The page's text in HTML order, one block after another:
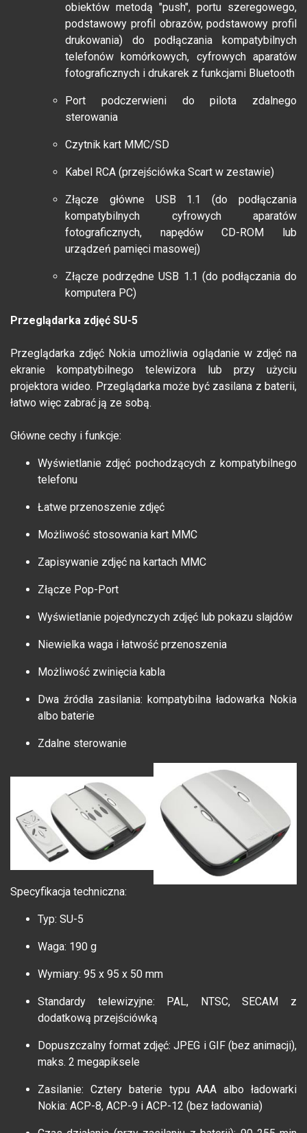
obiektów metodą "push", portu szeregowego,
podstawowy profil obrazów, podstawowy profil
drukowania) do podłączania kompatybilnych
telefonów komórkowych, cyfrowych aparatów
fotograficznych i drukarek z funkcjami Bluetooth
Port podczerwieni do pilota zdalnego
sterowania
Czytnik kart MMC/SD
Kabel RCA (przejściówka Scart w zestawie)
Złącze główne USB 1.1 (do podłączania
kompatybilnych cyfrowych aparatów
fotograficznych, napędów CD-ROM lub
urządzeń pamięci masowej)
Złącze podrzędne USB 1.1 (do podłączania do
komputera PC)
Przeglądarka zdjęć SU-5
Przeglądarka zdjęć Nokia umożliwia oglądanie w zdjęć na
ekranie kompatybilnego telewizora lub przy użyciu
projektora wideo. Przeglądarka może być zasilana z baterii,
łatwo więc zabrać ją ze sobą.
Główne cechy i funkcje:
Wyświetlanie zdjęć pochodzących z kompatybilnego
telefonu
Łatwe przenoszenie zdjęć
Możliwość stosowania kart MMC
Zapisywanie zdjęć na kartach MMC
Złącze Pop-Port
Wyświetlanie pojedynczych zdjęć lub pokazu slajdów
Niewielka waga i łatwość przenoszenia
Możliwość zwinięcia kabla
Dwa źródła zasilania: kompatybilna ładowarka Nokia
albo baterie
Zdalne sterowanie
Specyfikacja techniczna:
Typ: SU-5
Waga: 190 g
Wymiary: 95 x 95 x 50 mm
Standardy telewizyjne: PAL, NTSC, SECAM z
dodatkową przejściówką
Dopuszczalny format zdjęć: JPEG i GIF (bez animacji),
maks. 2 megapiksele
Zasilanie: Cztery baterie typu AAA albo ładowarki
Nokia: ACP-8, ACP-9 i ACP-12 (bez ładowania)